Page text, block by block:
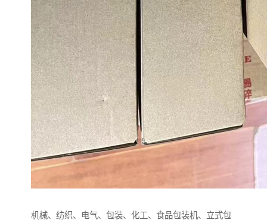
机械、纺织、电气、包装、化工、食品包装机、立式包